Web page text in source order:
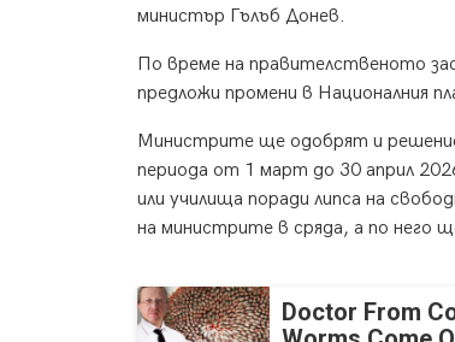
министър Гълъб Донев.
По време на правителственото
предложи промени в Националния
Министрите ще одобрят и
периода от 1 март до 30 април
или училища поради липса на
на министрите в сряда, а по него
Doctor From